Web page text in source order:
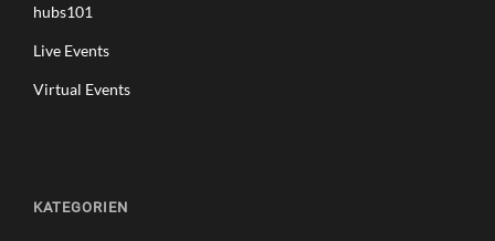
hubs101
Live Events
Virtual Events
KATEGORIEN